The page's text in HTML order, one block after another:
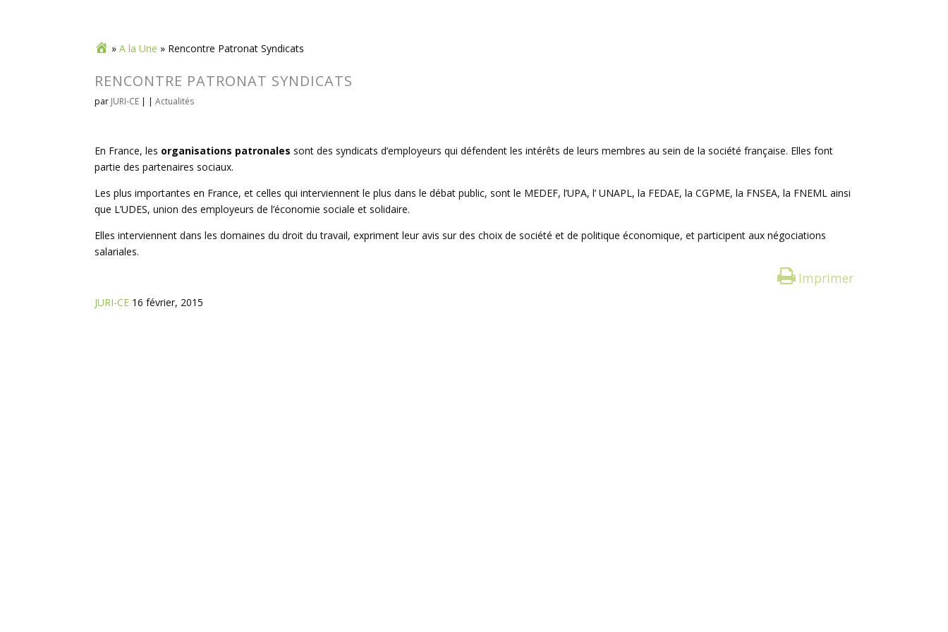
»A la Une » Rencontre Patronat Syndicats
RENCONTRE PATRONAT SYNDICATS
par JURI-CE | |Actualités
En France, les organisations patronales sont des syndicats d’employeurs qui défendent les intérêts de leurs membres au sein de la société française. Elles font
partie des partenaires sociaux.
Les plus importantes en France, et celles qui interviennent le plus dans le débat public, sont le MEDEF, l’UPA, l’ UNAPL, la FEDAE, la CGPME, la FNSEA, la FNEML ainsi
que L’UDES, union des employeurs de l’économie sociale et solidaire.
Elles interviennent dans les domaines du droit du travail, expriment leur avis sur des choix de société et de politique économique, et participent aux négociations
salariales.
Imprimer
JURI-CE 16 février, 2015